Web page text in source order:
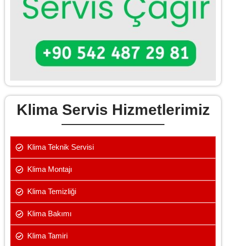
Klima Servis Hizmetlerimiz
Klima Teknik Servisi
Klima Montajı
Klima Temizliği
Klima Bakımı
Klima Tamiri